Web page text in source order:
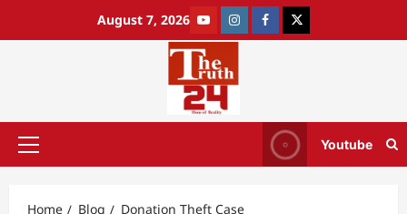
August 7, 2026
Youtube
Home Blog Donation Theft Case